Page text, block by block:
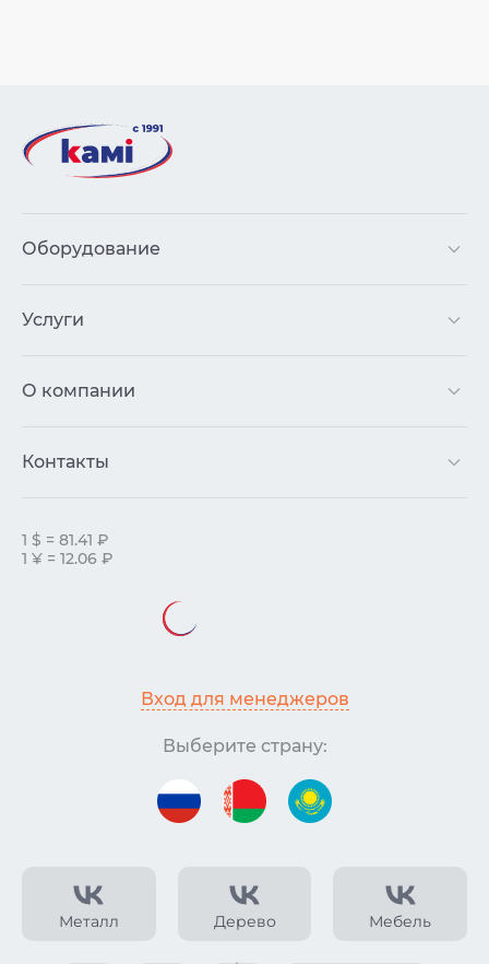
Металл Дерево Мебель
Оборудование
Услуги
О компании
Контакты
1 $ = 81.41 ₽
1 ¥ = 12.06 ₽
Вход для менеджеров
Выберите страну: